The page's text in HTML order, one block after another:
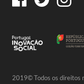
2019© Todos os direitos